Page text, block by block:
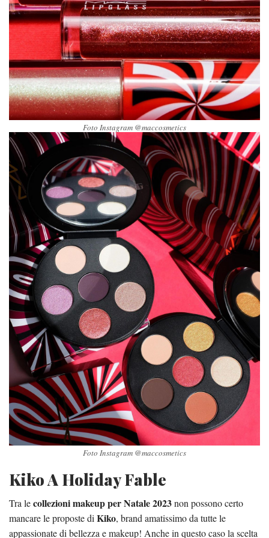
Foto Instagram @maccosmetics
Foto Instagram @maccosmetics
Kiko A Holiday Fable
Tra lecollezioni makeup per Natale 2023non possono certo
mancare le proposte diKiko, brand amatissimo da tutte le
appassionate di bellezza e makeup! Anche in questo caso la scelta